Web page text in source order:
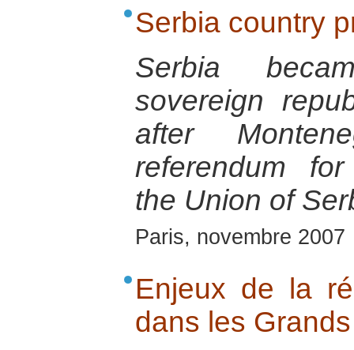
Serbia country
Serbia
sovereign
after
referendum
the Union of
Paris, novembre 2007
Enjeux de la
dans les